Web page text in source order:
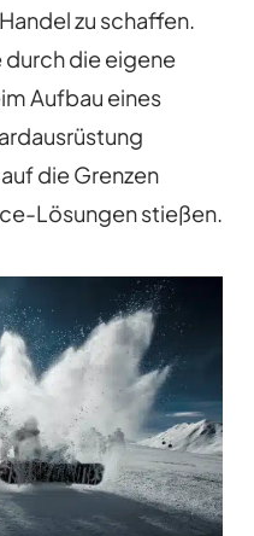
zu schaffen.
die eigene
Aufbau eines
die Grenzen
Lösungen stießen.